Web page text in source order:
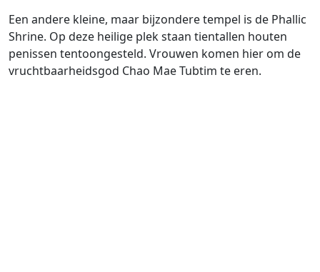
Een andere kleine, maar bijzondere tempel is de Phallic
Shrine. Op deze heilige plek staan tientallen houten
penissen tentoongesteld. Vrouwen komen hier om de
vruchtbaarheidsgod Chao Mae Tubtim te eren.